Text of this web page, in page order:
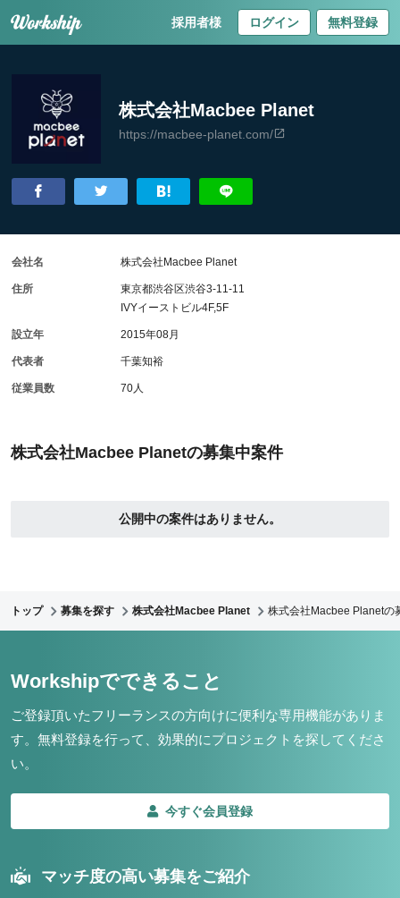
採用者様 ログイン 無料登録
株式会社Macbee Planet
https://macbee-planet.com/
株式会社Macbee Planetの募集中案件
公開中の案件はありません。
会社名 株式会社Macbee Planet
住所
東京都渋谷区渋谷3-11-11
IVYイーストビル4F,5F
設立年 2015年08月
代表者 千葉知裕
従業員数 70人
トップ 募集を探す 株式会社Macbee Planet 株式会社Macbee Planetの
Workshipでできること
ご登録頂いたフリーランスの方向けに便利な専用機能がありま
す。 無料登録を行って、効果的にプロジェクトを探してくださ
い。
今すぐ会員登録
マッチ度の高い募集をご紹介